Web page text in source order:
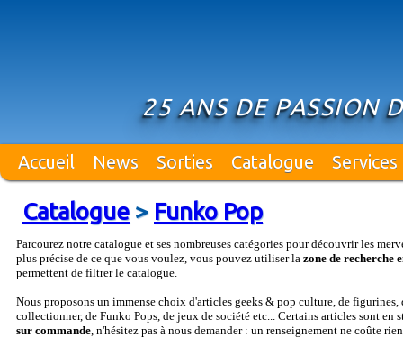
25 ANS DE PASSION
Accueil News Sorties Catalogue Services
Catalogue> Funko Pop
Parcourez notre catalogue et ses nombreuses catégories pour découvrir les
plus précise de ce que vous voulez, vous pouvez utiliser la zone de recherche
permettent de filtrer le catalogue.
Nous proposons un immense choix d'articles geeks & pop culture, de figurines,
collectionner, de Funko Pops, de jeux de société etc... Certains articles sont en
sur commande, n'hésitez pas à nous demander : un renseignement ne coûte